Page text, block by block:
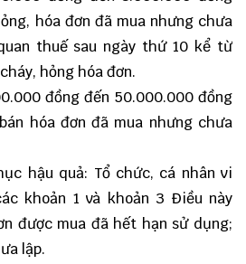
hóa đơn đã mua nhưng chưa
thuế sau ngày thứ 10 kể từ
hỏng hóa đơn.
đồng đến 50.000.000 đồng
hóa đơn đã mua nhưng chưa
hậu quả: Tổ chức, cá nhân vi
khoản 1 và khoản 3 Điều này
được mua đã hết hạn sử dụng;
lập.